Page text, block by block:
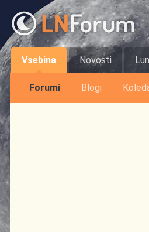
Vsebina
Forumi Blogi
Novosti